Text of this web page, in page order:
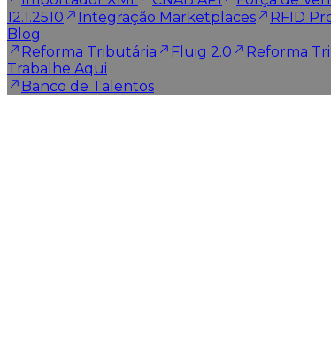
12.1.2510
Integração Marketplaces
RFID
Blog
Reforma Tributária
Fluig 2.0 Reforma
Trabalhe Aqui
Banco de Talentos